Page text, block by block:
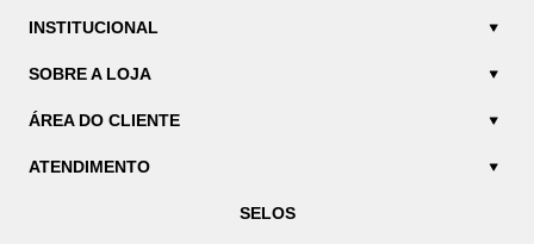
INSTITUCIONAL
SOBRE A LOJA
ÁREA DO CLIENTE
ATENDIMENTO
SELOS